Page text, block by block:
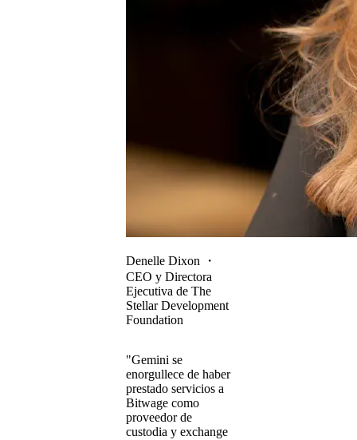
Denelle Dixon ・
CEO y Directora
Ejecutiva de The
Stellar Development
Foundation
"Gemini se
enorgullece de haber
prestado servicios a
Bitwage como
proveedor de
custodia y exchange